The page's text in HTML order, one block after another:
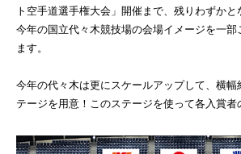
ト空手道選手権大会」開催まで、残りわずかと
今年の国立代々木競技場の会場イメージを一部
ます。
今年の代々木は更にスケールアップして、横
テージを用意！このステージを使って各入賞者